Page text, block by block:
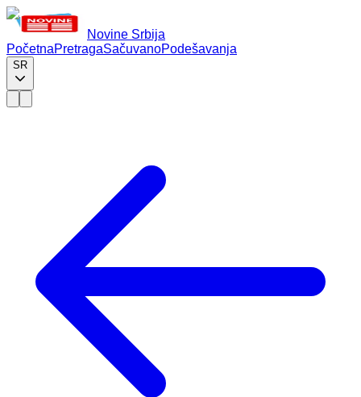
Novine Srbija
PočetnaPretragaSačuvanoPodešavanja
SR